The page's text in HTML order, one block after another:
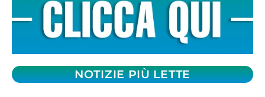
NOTIZIE PIÙ LETTE